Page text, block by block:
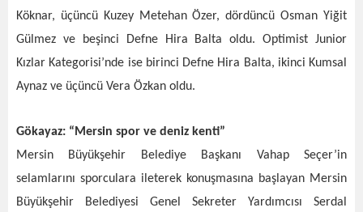
Köknar, üçüncü Kuzey Metehan Özer, dördüncü Osman Yiğit
Gülmez ve beşinci Defne Hira Balta oldu. Optimist Junior
Kızlar Kategorisi’nde ise birinci Defne Hira Balta, ikinci Kumsal
Aynaz ve üçüncü Vera Özkan oldu.
Gökayaz: “Mersin spor ve deniz kenti”
Mersin Büyükşehir Belediye Başkanı Vahap Seçer’in
selamlarını sporculara ileterek konuşmasına başlayan Mersin
Büyükşehir Belediyesi Genel Sekreter Yardımcısı Serdal